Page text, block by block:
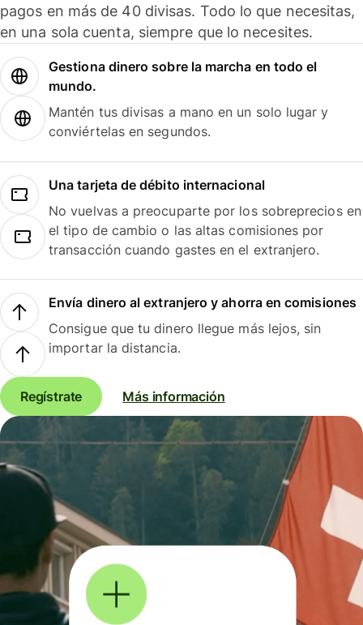
pagos en más de 40 divisas. Todo lo que necesitas,
en una sola cuenta, siempre que lo necesites.
Gestiona dinero sobre la marcha en todo el
mundo.
Mantén tus divisas a mano en un solo lugar y
conviértelas en segundos.
Una tarjeta de débito internacional
No vuelvas a preocuparte por los sobreprecios en
el tipo de cambio o las altas comisiones por
transacción cuando gastes en el extranjero.
Envía dinero al extranjero y ahorra en comisiones
Consigue que tu dinero llegue más lejos, sin
importar la distancia.
Regístrate Más información